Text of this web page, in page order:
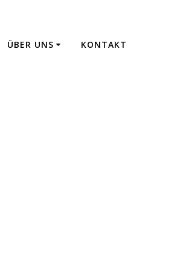
ÜBER UNS KONTAKT